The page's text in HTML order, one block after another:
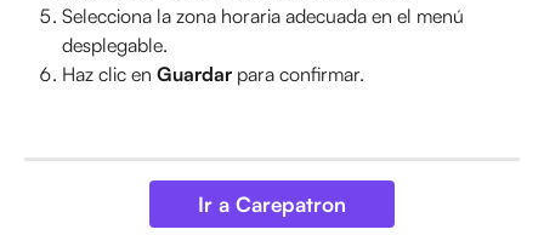
Selecciona la zona horaria adecuada en el menú
desplegable.
Haz clic en Guardar para confirmar.
Ir a Carepatron